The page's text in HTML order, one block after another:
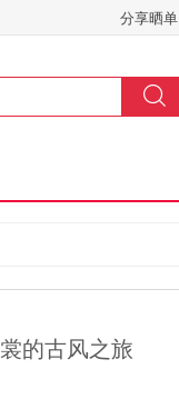
分享晒单
按钮文本
搜索
的古风之旅